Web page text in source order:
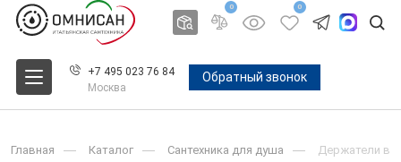
0 0
+7 495 023 76 84
Москва
Обратный звонок
Главная Каталог Сантехника для душа Держатели